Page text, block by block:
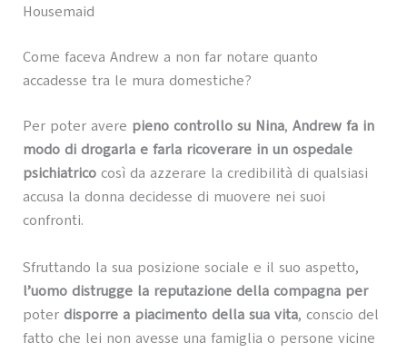
Housemaid
Come faceva Andrew a non far notare quanto
accadesse tra le mura domestiche?
Per poter avere pieno controllo su Nina, Andrew fa in
modo di drogarla e farla ricoverare in un ospedale
psichiatricocosì da azzerare la credibilità di qualsiasi
accusa la donna decidesse di muovere nei suoi
confronti.
Sfruttando la sua posizione sociale e il suo aspetto,
l’uomo distrugge la reputazione della compagna per
poter disporre a piacimento della sua vita, conscio del
fatto che lei non avesse una famiglia o persone vicine